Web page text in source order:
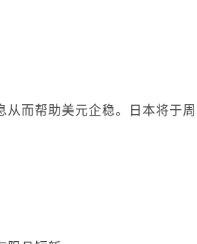
从而帮助美元企稳。日本将于